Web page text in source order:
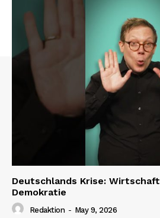
Deutschlands Krise:
Demokratie
Redaktion - May 9, 2026